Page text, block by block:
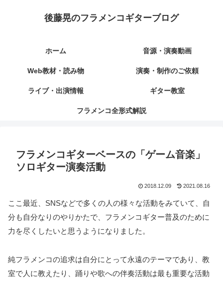
後藤晃のフラメンコギターブログ
ホーム 音源・演奏動画
Web教材・読み物 演奏・制作のご依頼
ライブ・出演情報 ギター教室
フラメンコ全形式解説
フラメンコギターベースの「ゲーム音楽」
ソロギター演奏活動
2018.12.09 2021.08.16
ここ最近、SNSなどで多くの人の様々な活動をみていて、自
分も自分なりのやりかたで、フラメンコギター普及のために
力を尽くしたいと思うようになりました。
純フラメンコの追求は自分にとって永遠のテーマであり、教
室で人に教えたり、踊りや歌への伴奏活動は最も重要な活動